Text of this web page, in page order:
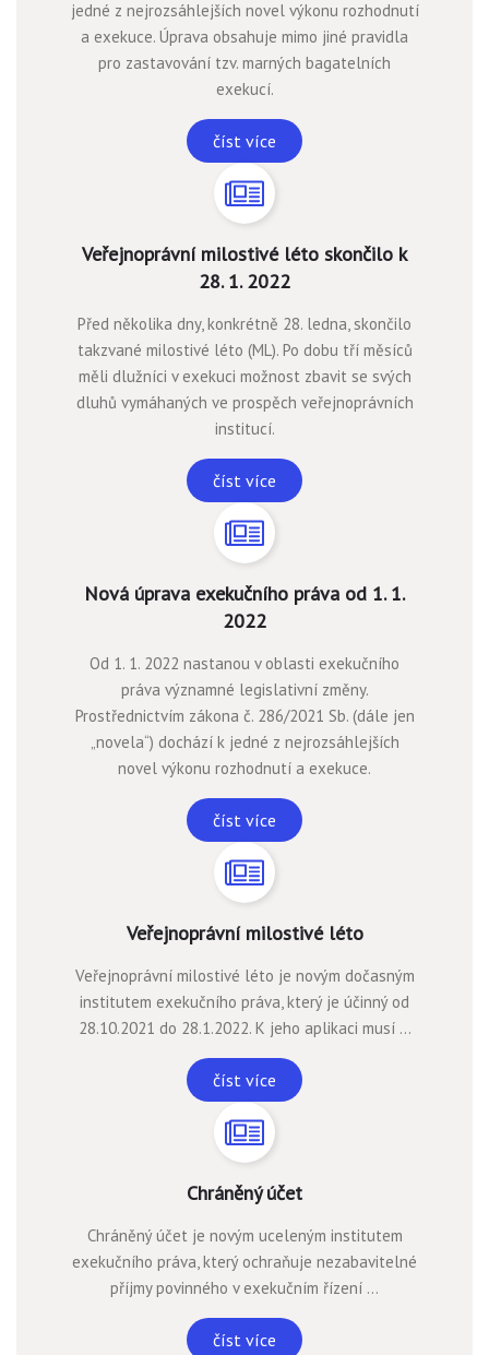
jedné z nejrozsáhlejších novel výkonu rozhodnutí
a exekuce. Úprava obsahuje mimo jiné pravidla
pro zastavování tzv. marných bagatelních
exekucí.
číst více
Veřejnoprávní milostivé léto skončilo k
28. 1. 2022
Před několika dny, konkrétně 28. ledna, skončilo
takzvané milostivé léto (ML). Po dobu tří měsíců
měli dlužníci v exekuci možnost zbavit se svých
dluhů vymáhaných ve prospěch veřejnoprávních
institucí.
číst více
Nová úprava exekučního práva od 1. 1.
2022
Od 1. 1. 2022 nastanou v oblasti exekučního
práva významné legislativní změny.
Prostřednictvím zákona č. 286/2021 Sb. (dále jen
„novela“) dochází k jedné z nejrozsáhlejších
novel výkonu rozhodnutí a exekuce.
číst více
Veřejnoprávní milostivé léto
Veřejnoprávní milostivé léto je novým dočasným
institutem exekučního práva, který je účinný od
28.10.2021 do 28.1.2022. K jeho aplikaci musí ...
číst více
Chráněný účet
Chráněný účet je novým uceleným institutem
exekučního práva, který ochraňuje nezabavitelné
příjmy povinného v exekučním řízení ...
číst více